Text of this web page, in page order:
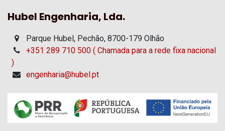
Hubel Engenharia, Lda.
Parque Hubel, Pechão, 8700-179 Olhão
+351 289 710 500 ( Chamada para a rede fixa nacional
)
engenharia@hubel.pt